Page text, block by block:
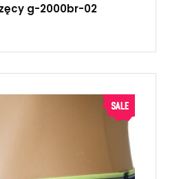
g-2000br-02